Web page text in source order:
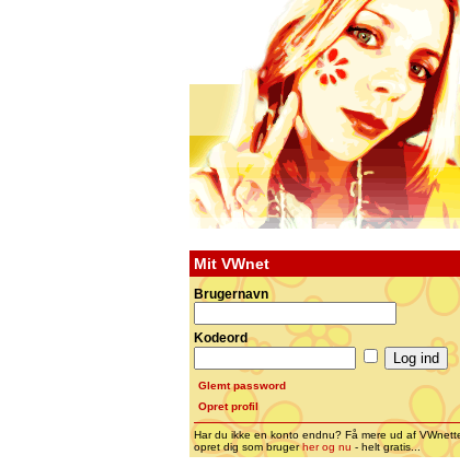
Mit VWnet
Brugernavn
Kodeord
Glemt password
Opret profil
Har du ikke en konto endnu? Få mere ud af
opret dig som brugerher og nu - helt gratis...